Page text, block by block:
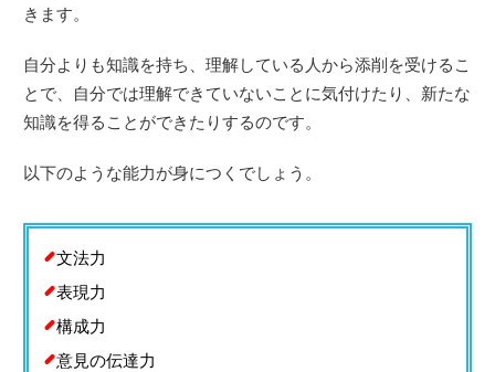
きます。
自分よりも知識を持ち、理解している人から添削を受けるこ
とで、自分では理解できていないことに気付けたり、新たな
知識を得ることができたりするのです。
以下のような能力が身につくでしょう。
文法力
表現力
構成力
意見の伝達力